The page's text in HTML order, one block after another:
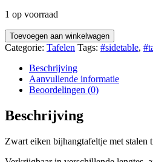
1 op voorraad
Toevoegen aan winkelwagen
Categorie: Tafelen Tags: #sidetable,
Beschrijving
Aanvullende informatie
Beoordelingen (0)
Beschrijving
Zwart eiken bijhangtafeltje met stalen